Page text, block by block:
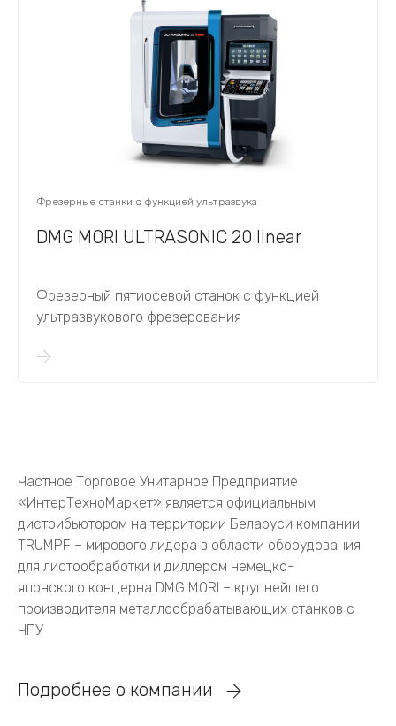
Фрезерные станки с функцией ультразвука
DMG MORI ULTRASONIC 20 linear
Фрезерный пятиосевой станок с функцией
ультразвукового фрезерования
Частное Торговое Унитарное Предприятие
«ИнтерТехноМаркет» является официальным
дистрибьютором на территории Беларуси компании
TRUMPF – мирового лидера в области оборудования
для листообработки и диллером немецко-
японского концерна DMG MORI – крупнейшего
производителя металлообрабатывающих станков с
ЧПУ
Подробнее о компании